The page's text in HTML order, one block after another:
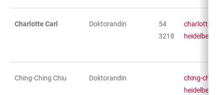
Charlotte Carl Doktorandin
54
3218
Ching-Ching Chiu Doktorandin
ching-